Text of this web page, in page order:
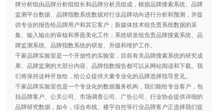
牌分析组由品牌分析组组长和品牌分析员组成，根据品牌搜索系统、品牌
监测平台数据、品牌指数系统数据对行业品牌动向进行分析和预测，并提
供专业的报告给品牌用户和其它客户；新媒体技术组负责系统数据的采
集、输入输出的审核和界面美化工作；系统研发组负责品牌搜索系统、品
牌监测系统、品牌指数系统的研发、升级和维护工作。
千家品牌实验室是一个开放性的实验室，目前有关品牌搜索系统的研究成
果、品牌监测的大部分内容、品牌指数报告都可以从网站阅读和下载。我
们将保持这种开放给，给公众提供大量专业化的品牌选择指导意见。
千家品牌实验室也是一个专业化的数据服务机构，我们能给专业客户，包
括品牌客户、公关公司、市场调查公司、广告公司、行业协会提供详细的
品牌研究数据，如今，综合布线、楼宇自控等行业品牌客户正选择我们提